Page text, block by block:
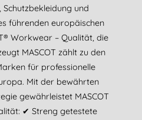
und
führenden europäischen
Workwear – Qualität, die
MASCOT zählt zu den
für professionelle
Mit der bewährten
gewährleistet MASCOT
✔ Streng getestete